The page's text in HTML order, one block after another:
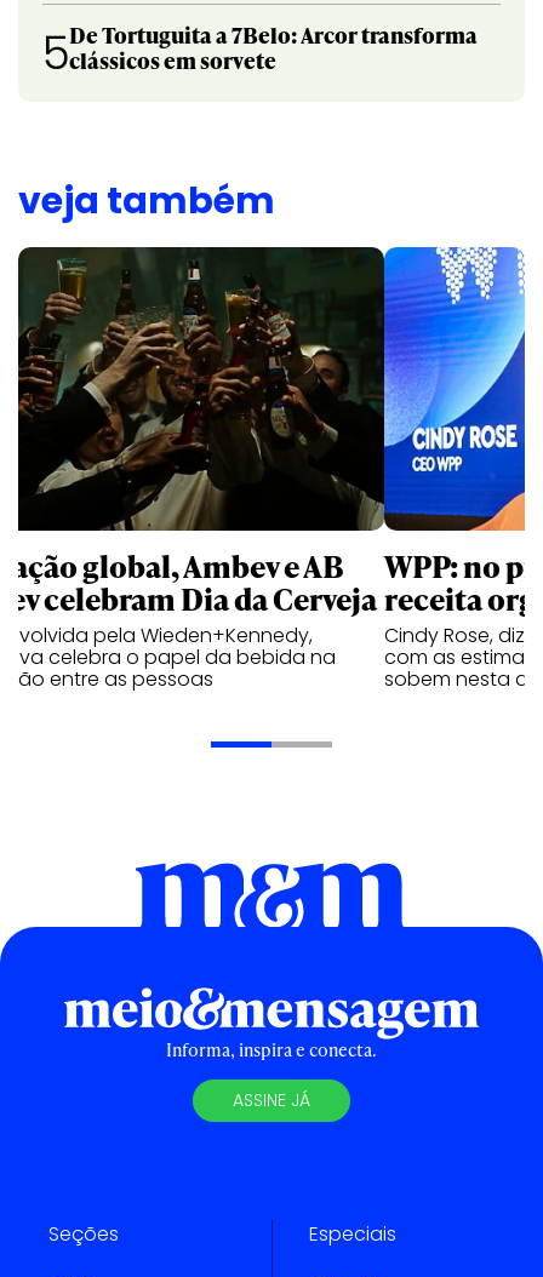
5De Tortuguita a 7Belo: Arcor transforma
clássicos em sorvete
veja também
ação global, Ambev e AB
celebram Dia da Cerveja
pela Wieden+Kennedy,
celebra o papel da bebida na
entre as pessoas
WPP: no
receita
Cindy Rose, diz
com as
sobem nesta
Informa, inspira e conecta.
ASSINE JÁ
Seções Especiais